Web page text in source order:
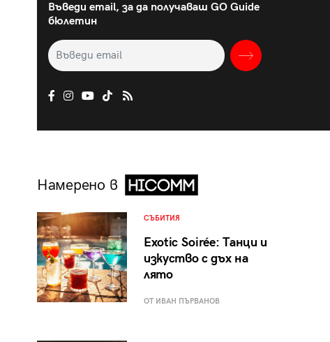
Въведи email, за да получаваш GO Guide
бюлетин
Намерено в
СЪБИТИЯ
Exotic Soirée: Танци и
изкуство с дъх на
лято
ОТ ИВАН ПЪРВАНОВ